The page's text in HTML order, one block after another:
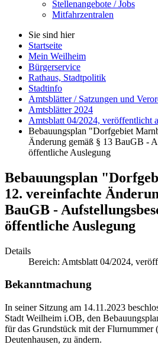
Stellenangebote / Jobs
Mitfahrzentralen
Sie sind hier
Startseite
Mein Weilheim
Bürgerservice
Rathaus, Stadtpolitik
Stadtinfo
Amtsblätter / Satzungen und
Amtsblätter 2024
Amtsblatt 04/2024, veröffentlicht
Bebauungsplan "Dorfgebiet
Änderung gemäß § 13 BauGB -
öffentliche Auslegung
Bebauungsplan
12. vereinfachte
BauGB -
öffentliche Auslegung
Details
Bereich: Amtsblatt 04/2024,
Bekanntmachung
In seiner Sitzung am 14.11.2023
Stadt Weilheim i.OB, den
für das Grundstück mit der Flurnummer
Deutenhausen, zu ändern.